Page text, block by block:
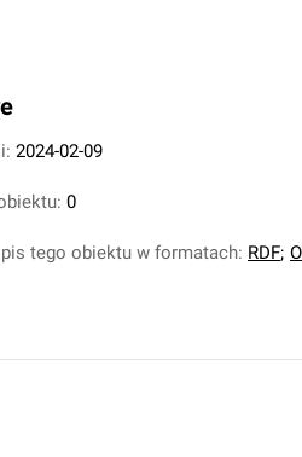
2024-02-09
0
tego obiektu w formatach: RDF;